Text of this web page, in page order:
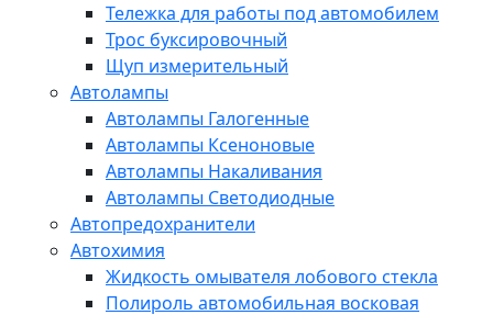
Тележка для работы под автомобилем
Трос буксировочный
Щуп измерительный
Автолампы
Автолампы Галогенные
Автолампы Ксеноновые
Автолампы Накаливания
Автолампы Светодиодные
Автопредохранители
Автохимия
Жидкость омывателя лобового стекла
Полироль автомобильная восковая